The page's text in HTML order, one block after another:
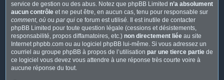
service de gestion ou des abus. Notez que phpBB Limited n’a absolument
aucun contrôle et ne peut être, en aucun cas, tenu pour responsable sur
comment, où ou par qui ce forum est utilisé. Il est inutile de contacter
phpBB Limited pour toute question légale (cessions et désistements,
responsabilité, propos diffamatoires, etc.) non directement liée au site
Internet phpbb.com ou au logiciel phpBB lui-même. Si vous adressez un
courriel au groupe phpBB à propos de l’utilisation par une tierce partie de
ce logiciel vous devez vous attendre à une réponse très courte voire à
aucune réponse du tout.